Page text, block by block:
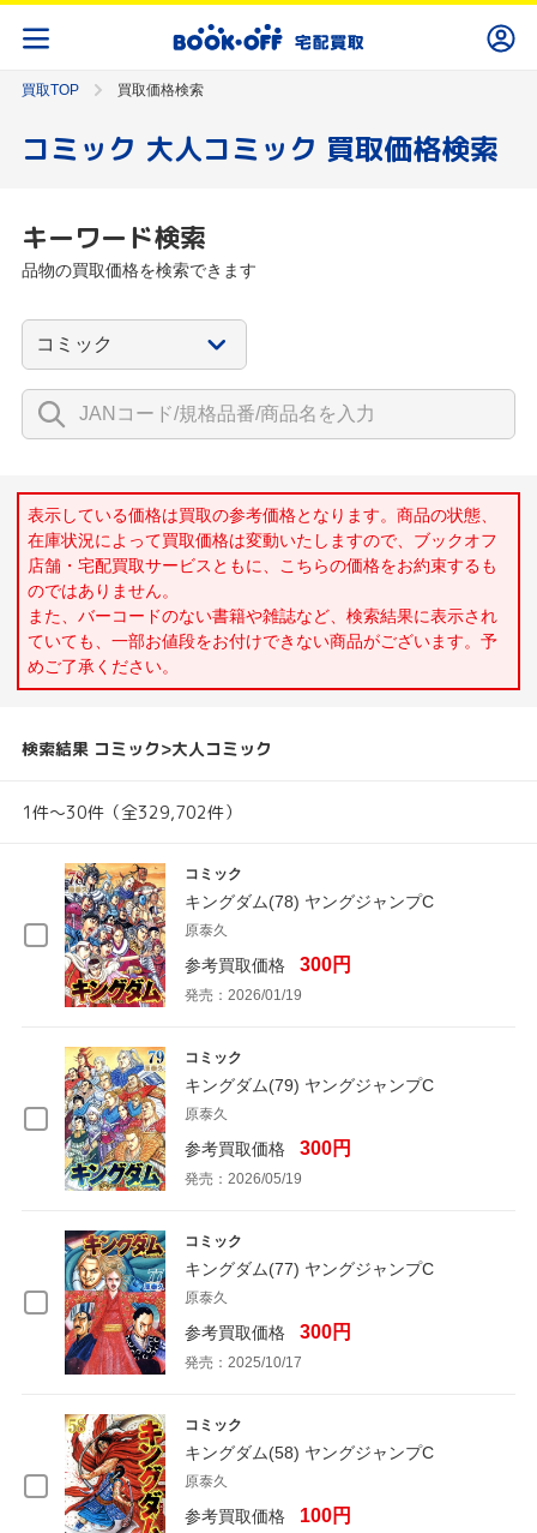
買取TOP 買取価格検索
コミック 大人コミック 買取価格検索
キーワード検索
品物の買取価格を検索できます
表示している価格は買取の参考価格となります。商品の状態、
在庫状況によって買取価格は変動いたしますので、ブックオフ
店舗・宅配買取サービスともに、こちらの価格をお約束するも
のではありません。
また、バーコードのない書籍や雑誌など、検索結果に表示され
ていても、一部お値段をお付けできない商品がございます。予
めご了承ください。
検索結果 コミック>大人コミック
1件～30件（全329,702件）
コミック
キングダム(78) ヤングジャンプC
原泰久
参考買取価格 300円
発売：2026/01/19
コミック
キングダム(79) ヤングジャンプC
原泰久
参考買取価格 300円
発売：2026/05/19
コミック
キングダム(77) ヤングジャンプC
原泰久
参考買取価格 300円
発売：2025/10/17
コミック
キングダム(58) ヤングジャンプC
原泰久
参考買取価格 100円